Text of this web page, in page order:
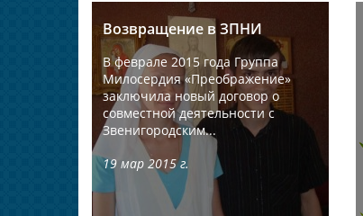
Возвращение в ЗПНИ
В феврале 2015 года Группа
Милосердия «Преображение»
заключила новый договор о
совместной деятельности с
Звенигородским...
19 мар 2015 г.